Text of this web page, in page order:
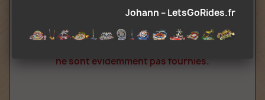
l'attraction sur camion
Attention : Vous achetez des instructions
ne sont évidemment pas fournies.
Johann – LetsGoRides.fr